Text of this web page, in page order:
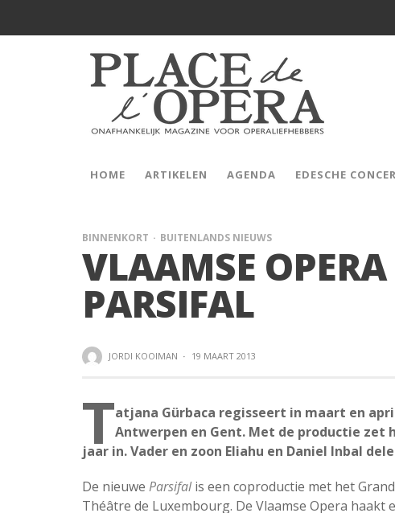
HOME ARTIKELEN AGENDA EDESCHE
BINNENKORT BUITENLANDS NIEUWS
VLAAMSE
PARSIFAL
JORDI KOOIMAN · 19 MAART 2013
Tatjana Gürbaca regisseert in maart en
Antwerpen en Gent. Met de productie zet
jaar in. Vader en zoon Eliahu en Daniel Inbal
De nieuwe Parsifalis een coproductie met het Grand
Théâtre de Luxembourg. De Vlaamse Opera haakt